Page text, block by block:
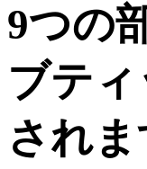
9つの
ブテ
されま